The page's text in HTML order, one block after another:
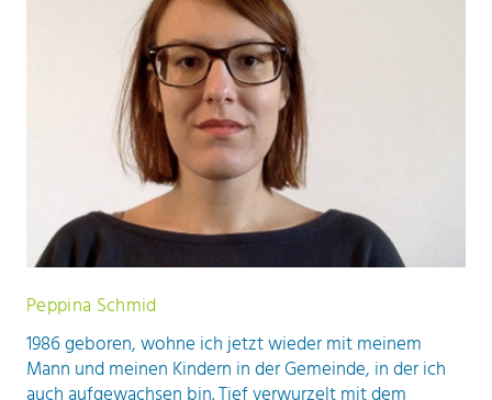
Peppina Schmid
1986 geboren, wohne ich jetzt wieder mit meinem
Mann und meinen Kindern in der Gemeinde, in der ich